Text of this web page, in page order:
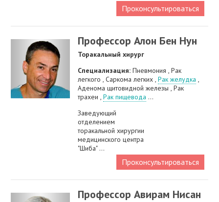
Проконсультироваться
Профессор Алон Бен Нун
Торакальный хирург
Специализация:Пневмония , Рак
легкого , Саркома легких ,Рак желудка ,
Аденома щитовидной железы , Рак
трахеи ,Рак пищевода ...
Заведующий
отделением
торакальной хирургии
медицинского центра
"Шиба" ...
Проконсультироваться
Профессор Авирам Нисан